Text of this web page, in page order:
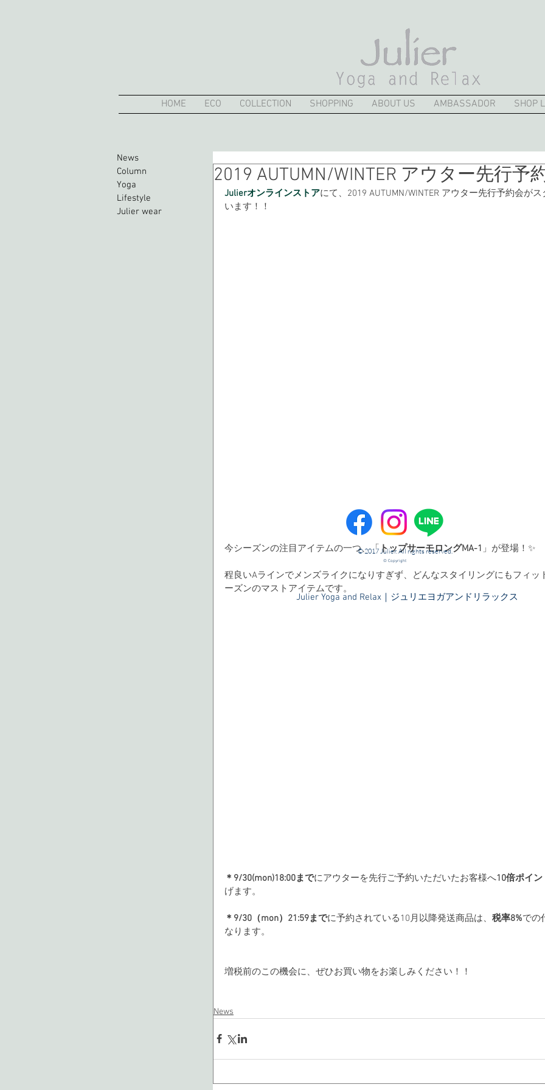
HOME ECO COLLECTION SHOPPING ABOUT US AMBASSADOR SHOP
News
Column
Yoga
Lifestyle
Julier wear
2019 AUTUMN/WINTER アウター先行予
Julierオンラインストアにて、2019 AUTUMN/WINTER アウター先行予約会が
います！！
今シーズンの注目アイテムの一つ、「 トップサーモロングMA-1 」が登場！✨
程良いAラインでメンズライクになりすぎず、どんなスタイリングにもフィッ
ーズンのマストアイテムです。
＊9/30(mon)18:00までにアウターを先行ご予約いただいたお客様へ10倍ポイン
げます。
＊9/30（mon）21:59までに予約されている10月以降発送商品は、 税率8%での
なります。
増税前のこの機会に、ぜひお買い物をお楽しみください！！
News
© 2017 Julier. All rights reserved.
© Copyright
​Julier Yoga and Relax｜ジュリエヨガアンドリラックス